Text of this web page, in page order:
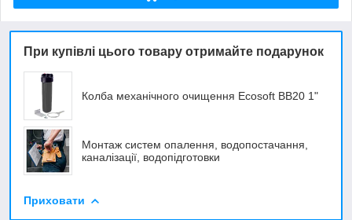
При купівлі цього товару отримайте подарунок
Колба механічного очищення Ecosoft BB20 1"
Монтаж систем опалення, водопостачання,
каналізації, водопідготовки
Приховати